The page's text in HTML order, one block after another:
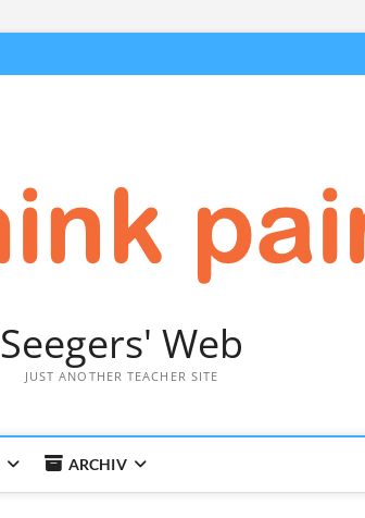
Seegers' Web
JUST ANOTHER TEACHER SITE
ARCHIV